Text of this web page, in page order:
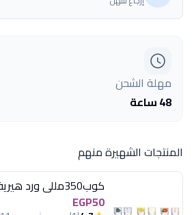
مهلة الشحن
48 ساعة
المنتجات الشهيرة منهم
كوب350مللى ورد هيريفين
EGP50